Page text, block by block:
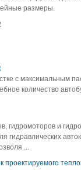
размеры.
с максимальным
количество
гидромоторов и
...
проектируемого